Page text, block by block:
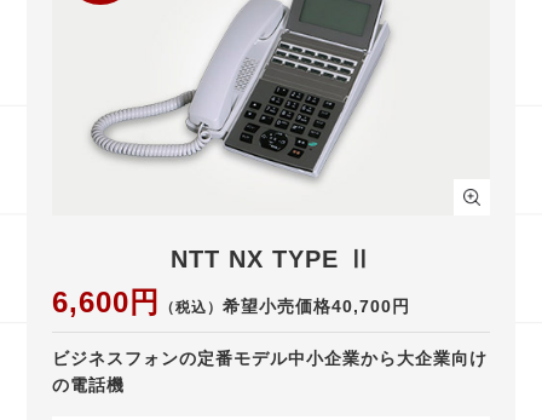
NTT NX TYPE Ⅱ
6,600円 （税込） 希望小売価格40,700円
ビジネスフォンの定番モデル中小企業から大企業向け
の電話機